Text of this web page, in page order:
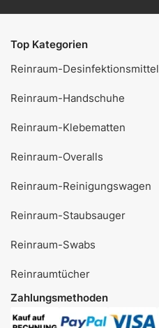
Top Kategorien
Reinraum-Desinfektionsmittel
Reinraum-Handschuhe
Reinraum-Klebematten
Reinraum-Overalls
Reinraum-Reinigungswagen
Reinraum-Staubsauger
Reinraum-Swabs
Reinraumtücher
Zahlungsmethoden